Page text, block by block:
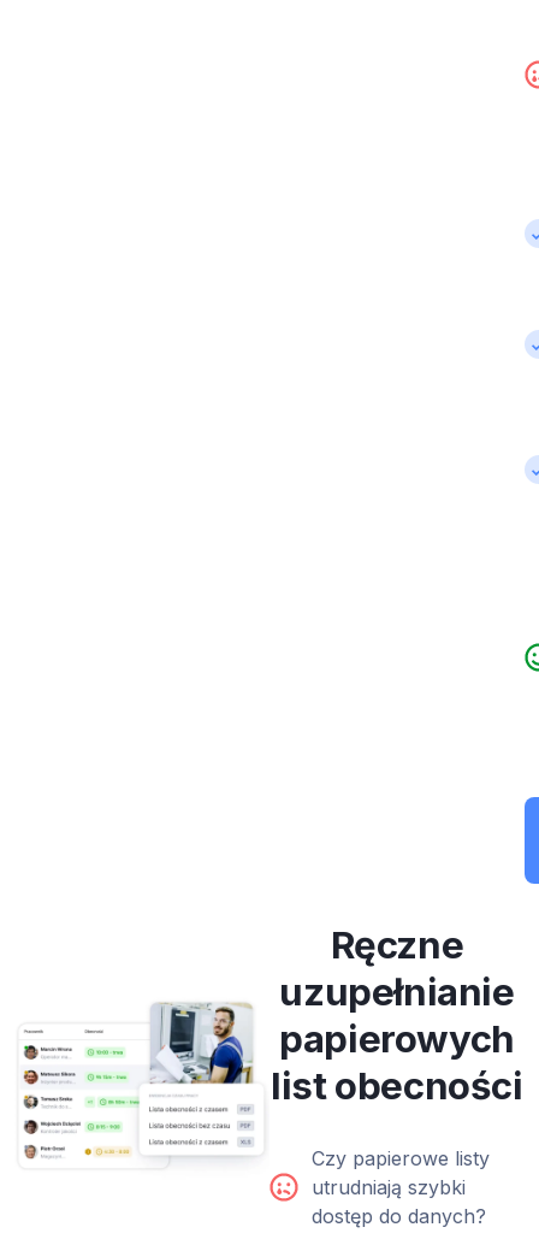
Ręczne
uzupełnianie
papierowych
list obecności
Czy papierowe listy
utrudniają szybki
dostęp do danych?